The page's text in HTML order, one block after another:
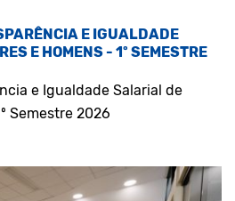
E IGUALDADE
E HOMENS - 1º SEMESTRE
e Igualdade Salarial de
Semestre 2026